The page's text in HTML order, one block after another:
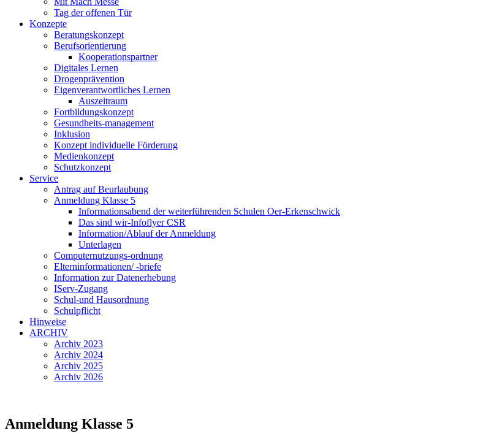
Tag der offenen Tür
Konzepte
Beratungskonzept
Berufsorientierung
Kooperationspartner
Digitales Lernen
Drogenprävention
Eigenverantwortliches Lernen
Auszeitraum
Fortbildungskonzept
Gesundheits-management
Inklusion
Konzept individuelle Förderung
Medienkonzept
Schutzkonzept
Service
Antrag auf Beurlaubung
Anmeldung Klasse 5
Informationsabend der weiterführenden Schulen Oer-Erkenschwick
Das sind wir-Infoflyer CSR
Information/Ablauf der Anmeldung
Unterlagen
Computernutzungs-ordnung
Elterninformationen/ -briefe
Information zur Datenerhebung
IServ-Zugang
Schul-und Hausordnung
Schulpflicht
Hinweise
ARCHIV
Archiv 2023
Archiv 2024
Archiv 2025
Archiv 2026
Anmeldung Klasse 5